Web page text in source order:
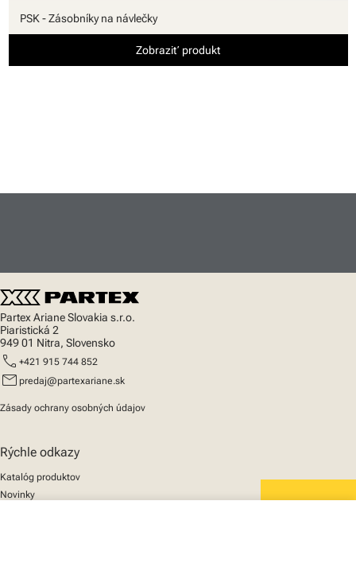
PSK - Zásobníky na návlečky
Zobraziť produkt
Partex Ariane Slovakia s.r.o.
Piaristická 2
949 01 Nitra, Slovensko
call +421 915 744 852
mail predaj@partexariane.sk
Zásady ochrany osobných údajov
Rýchle odkazy
Katalóg produktov
Novinky